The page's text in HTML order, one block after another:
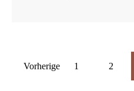
Schnelllauftore lohnt. Für
Vorherige 1 2